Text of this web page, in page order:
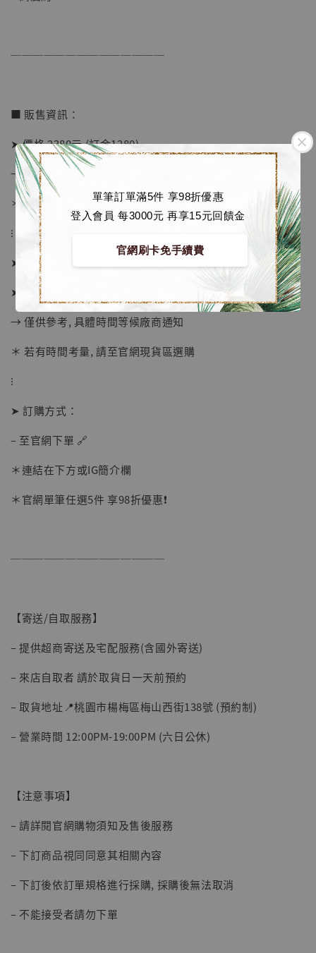
單筆訂單滿5件 享98折優惠
登入會員 每3000元 再享15元回饋金
官網刷卡免手續費
【店內現貨】海賊王 系列蒐藏雕像 布魯克達
摩 [7STARS Studio]
NT$ 1,500
子彈飛 鵝城縣長 張麻子 [BK01]
NT$ 4,980
加入購物車
──────────────
■ 販售資訊：
➤ 價格 2380元 (訂金1280)
→ 國際運費另計
＊運費合理 請安心選購
⁝
➤ 預購截止日：限量額滿即止
➤ 預計發貨日：工作室結單後約3個月
→ 僅供參考, 具體時間等候廠商通知
＊ 若有時間考量, 請至官網現貨區選購
⁝
➤ 訂購方式：
– 至官網下單 🔗
＊連結在下方或IG簡介欄
＊官網單筆任選5件 享98折優惠❗️
──────────────
【寄送/自取服務】
– 提供超商寄送及宅配服務(含國外寄送)
– 來店自取者 請於取貨日一天前預約
– 取貨地址📍桃園市楊梅區梅山西街138號 (預約制)
– 營業時間 12:00PM-19:00PM (六日公休)
【注意事項】
– 請詳閱官網購物須知及售後服務
– 下訂商品視同同意其相關內容
– 下訂後依訂單規格進行採購, 採購後無法取消
– 不能接受者請勿下單